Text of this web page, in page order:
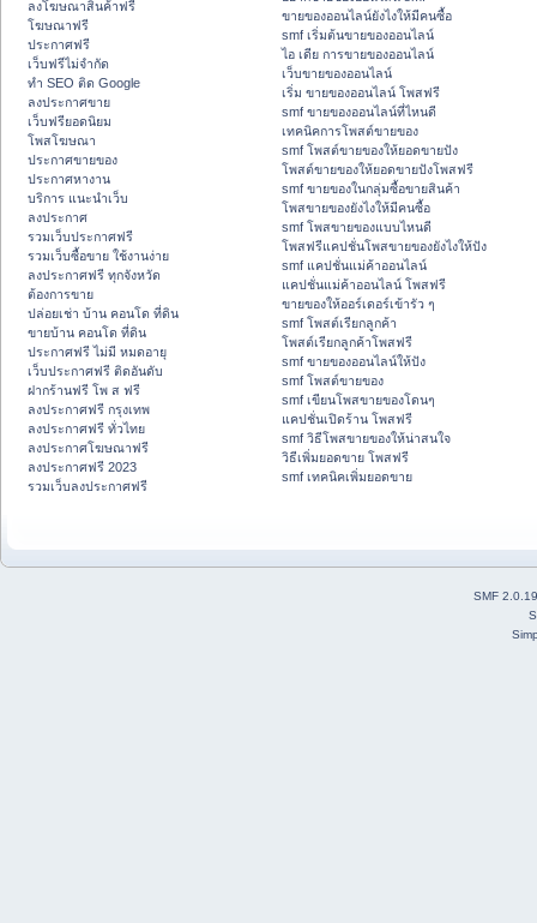
ลงโฆษณาสินค้าฟรี
โฆษณาฟรี
ประกาศฟรี
เว็บฟรีไม่จำกัด
ทำ SEO ติด Google
ลงประกาศขาย
เว็บฟรียอดนิยม
โพสโฆษณา
ประกาศขายของ
ประกาศหางาน
บริการ แนะนำเว็บ
ลงประกาศ
รวมเว็บประกาศฟรี
รวมเว็บซื้อขาย ใช้งานง่าย
ลงประกาศฟรี ทุกจังหวัด
ต้องการขาย
ปล่อยเช่า บ้าน คอนโด ที่ดิน
ขายบ้าน คอนโด ที่ดิน
ประกาศฟรี ไม่มี หมดอายุ
เว็บประกาศฟรี ติดอันดับ
ฝากร้านฟรี โพ ส ฟรี
ลงประกาศฟรี กรุงเทพ
ลงประกาศฟรี ทั่วไทย
ลงประกาศโฆษณาฟรี
ลงประกาศฟรี 2023
รวมเว็บลงประกาศฟรี
ขายของออนไลน์ยังไงให้มีคนซื้อ
smf เริ่มต้นขายของออนไลน์
ไอ เดีย การขายของออนไลน์
เว็บขายของออนไลน์
เริ่ม ขายของออนไลน์ โพสฟรี
smf ขายของออนไลน์ที่ไหนดี
เทคนิคการโพสต์ขายของ
smf โพสต์ขายของให้ยอดขายปัง
โพสต์ขายของให้ยอดขายปังโพสฟรี
smf ขายของในกลุ่มซื้อขายสินค้า
โพสขายของยังไงให้มีคนซื้อ
smf โพสขายของแบบไหนดี
โพสฟรีแคปชั่นโพสขายของยังไงให้ปัง
smf แคปชั่นแม่ค้าออนไลน์
แคปชั่นแม่ค้าออนไลน์ โพสฟรี
ขายของให้ออร์เดอร์เข้ารัว ๆ
smf โพสต์เรียกลูกค้า
โพสต์เรียกลูกค้าโพสฟรี
smf ขายของออนไลน์ให้ปัง
smf โพสต์ขายของ
smf เขียนโพสขายของโดนๆ
แคปชั่นเปิดร้าน โพสฟรี
smf วิธีโพสขายของให้น่าสนใจ
วิธีเพิ่มยอดขาย โพสฟรี
smf เทคนิคเพิ่มยอดขาย
SMF 2.0.19